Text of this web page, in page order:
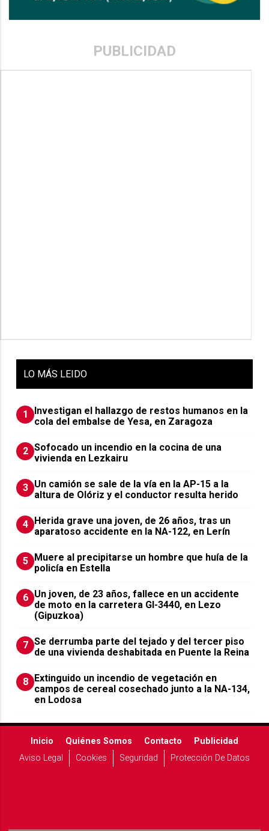
PUBLICIDAD
LO MÁS LEIDO
1
Investigan el hallazgo de restos humanos en la
cola del embalse de Yesa, en Zaragoza
2 Sofocado un incendio en la cocina de una
vivienda en Lezkairu
3 Un camión se sale de la vía en la AP-15 a la
altura de Olóriz y el conductor resulta herido
4 Herida grave una joven, de 26 años, tras un
aparatoso accidente en la NA-122, en Lerín
5 Muere al precipitarse un hombre que huía de la
policía en Estella
6 Un joven, de 23 años, fallece en un accidente
de moto en la carretera GI-3440, en Lezo
(Gipuzkoa)
7 Se derrumba parte del tejado y del tercer piso
de una vivienda deshabitada en Puente la Reina
8 Extinguido un incendio de vegetación en
campos de cereal cosechado junto a la NA-134,
en Lodosa
Inicio Quiénes Somos Contacto
Publicidad
Aviso Legal
Cookies Seguridad Protección De Datos